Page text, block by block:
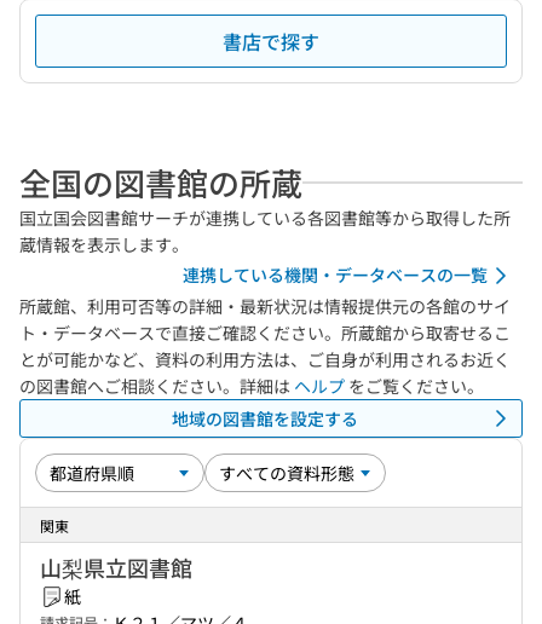
書店で探す
全国の図書館の所蔵
国立国会図書館サーチが連携している各図書館等から取得した所
蔵情報を表示します。
連携している機関・データベースの一覧
所蔵館、利用可否等の詳細・最新状況は情報提供元の各館のサイ
ト・データベースで直接ご確認ください。所蔵館から取寄せるこ
とが可能かなど、資料の利用方法は、ご自身が利用されるお近く
の図書館へご相談ください。詳細は ヘルプ をご覧ください。
地域の図書館を設定する
関東
山梨県立図書館
紙